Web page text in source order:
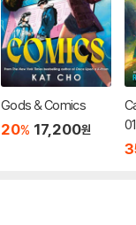
Gods & Comics
20% 17,200원